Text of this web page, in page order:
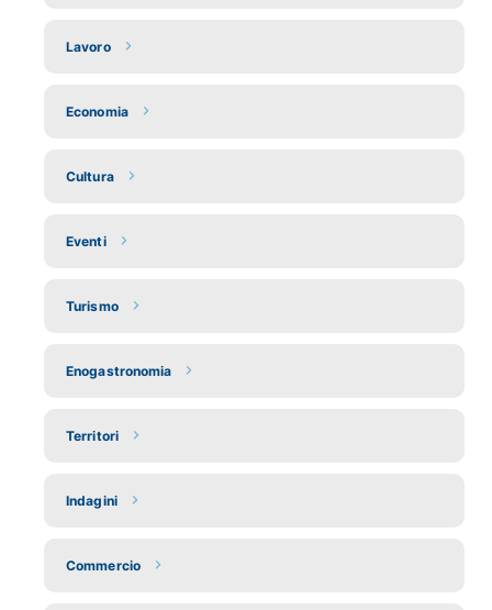
Lavoro
Economia
Cultura
Eventi
Turismo
Enogastronomia
Territori
Indagini
Commercio